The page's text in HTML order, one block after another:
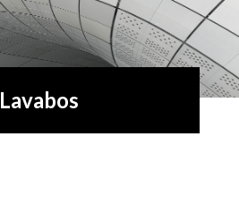
Lavabos